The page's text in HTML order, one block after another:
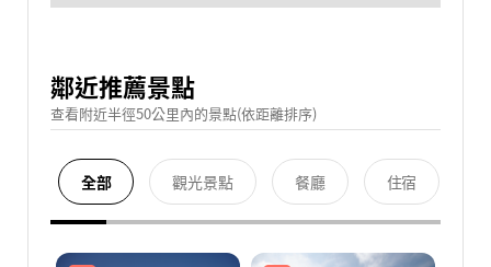
鄰近推薦景點
查看附近半徑50公里內的景點(依距離排序)
全部 觀光景點 餐廳 住宿